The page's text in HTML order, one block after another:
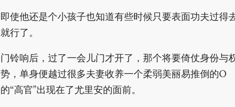
即使他还是个小孩子也知道有些时候只要表面功夫过得
就行了。
门铃响后，过了一会儿门才开了，那个将要倚仗身份与
势，单身便越过很多夫妻收养一个柔弱美丽易推倒的O
的“高官”出现在了尤里安的面前。